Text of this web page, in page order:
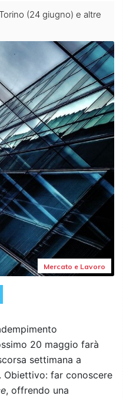
(24 giugno) e altre
Mercato e Lavoro
20 maggio farà
settimana a
Obiettivo: far conoscere
, offrendo una